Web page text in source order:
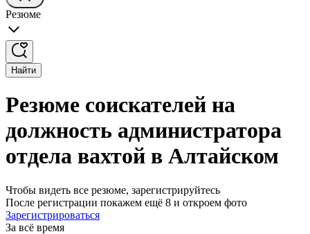
Резюме
Найти
Резюме соискателей на
должность администратора
отдела вахтой в Алтайском
Чтобы видеть все резюме, зарегистрируйтесь
После регистрации покажем ещё 8 и откроем фото
Зарегистрироваться
За всё время